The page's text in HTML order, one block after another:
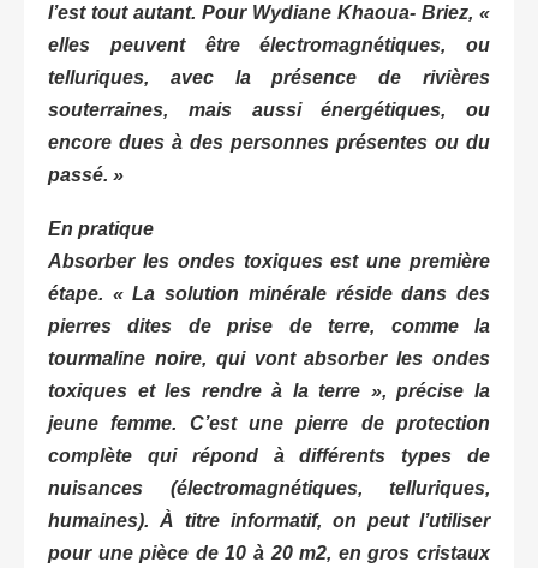
l’est tout autant. Pour Wydiane Khaoua- Briez, «
elles peuvent être électromagnétiques, ou
telluriques, avec la présence de rivières
souterraines, mais aussi énergétiques, ou
encore dues à des personnes présentes ou du
passé. »
En pratique
Absorber les ondes toxiques est une première
étape. « La solution minérale réside dans des
pierres dites de prise de terre, comme la
tourmaline noire, qui vont absorber les ondes
toxiques et les rendre à la terre », précise la
jeune femme. C’est une pierre de protection
complète qui répond à différents types de
nuisances (électromagnétiques, telluriques,
humaines). À titre informatif, on peut l’utiliser
pour une pièce de 10 à 20 m2, en gros cristaux